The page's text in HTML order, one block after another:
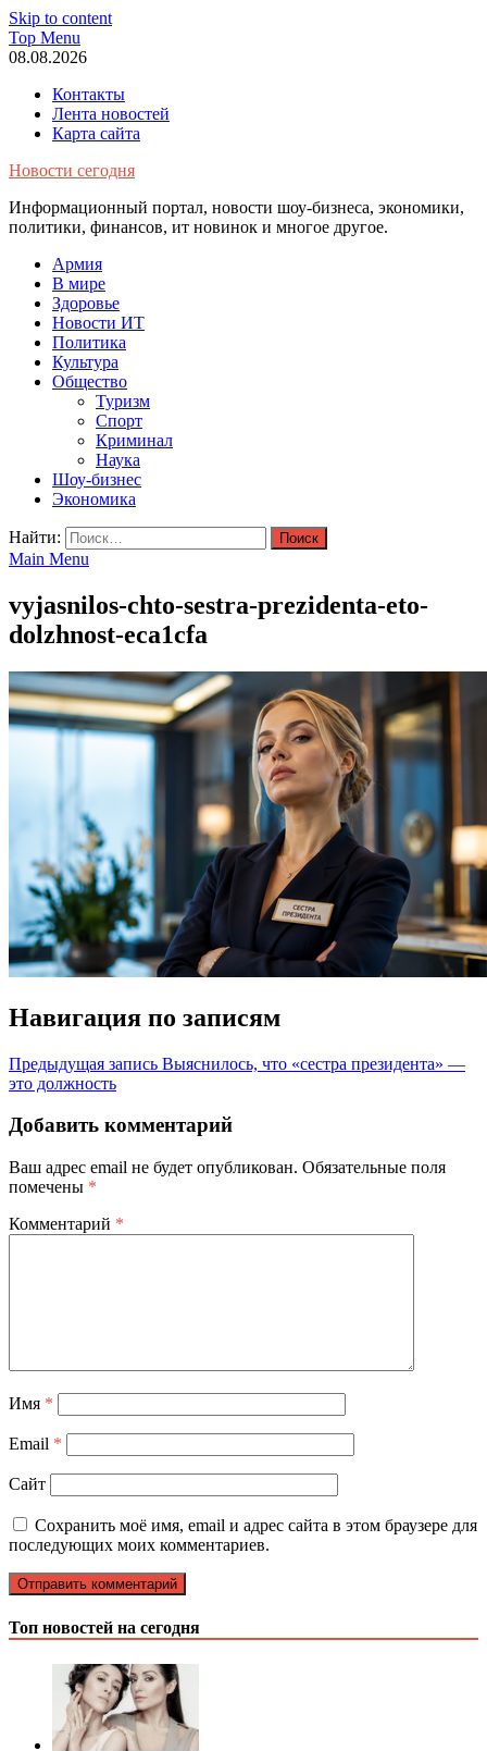
Skip to content
Top Menu
08.08.2026
Контакты
Лента новостей
Карта сайта
Новости сегодня
Информационный портал, новости шоу-бизнеса, экономики,
политики, финансов, ит новинок и многое другое.
Армия
В мире
Здоровье
Новости ИТ
Политика
Культура
Общество
Туризм
Спорт
Криминал
Наука
Шоу-бизнес
Экономика
Найти:
Main Menu
vyjasnilos-chto-sestra-prezidenta-eto-
dolzhnost-eca1cfa
Навигация по записям
Предыдущая запись Выяснилось, что «сестра президента» —
это должность
Добавить комментарий
Ваш адрес email не будет опубликован. Обязательные поля
помечены *
Комментарий *
Имя *
Email *
Сайт
Сохранить моё имя, email и адрес сайта в этом браузере для
последующих моих комментариев.
Топ новостей на сегодня